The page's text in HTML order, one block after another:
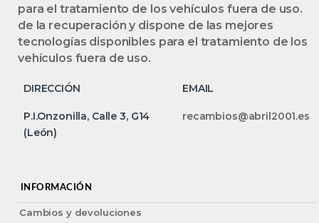
para el tratamiento de los vehículos fuera de uso.
de la recuperación y dispone de las mejores
tecnologías disponibles para el tratamiento de los
vehículos fuera de uso.
DIRECCIÓN EMAIL
P.I.Onzonilla, Calle 3, G14
(León)
recambios@abril2001.es
INFORMACIÓN
Cambios y devoluciones